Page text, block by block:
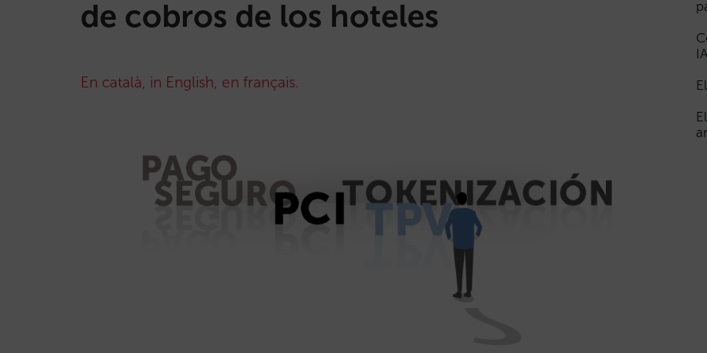
de cobros de los hoteles
En català, in English, en français.